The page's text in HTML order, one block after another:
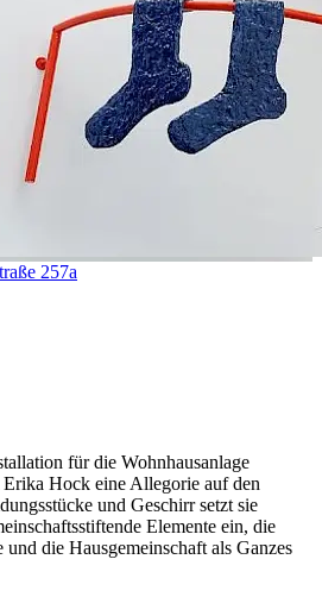
257a
für die Wohnhausanlage
Hock eine Allegorie auf den
und Geschirr setzt sie
Elemente ein, die
die Hausgemeinschaft als Ganzes